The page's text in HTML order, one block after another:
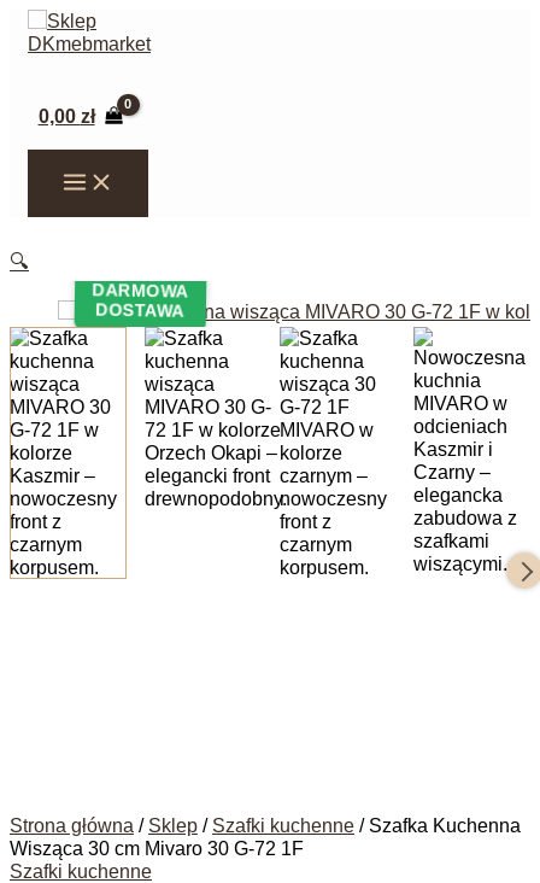
Przejdź
do
0,00 zł
🔍
DARMOWA
DOSTAWA
Strona główna / Sklep / Szafki kuchenne / Szafka Kuchenna
Wisząca 30 cm Mivaro 30 G-72 1F
Szafki kuchenne